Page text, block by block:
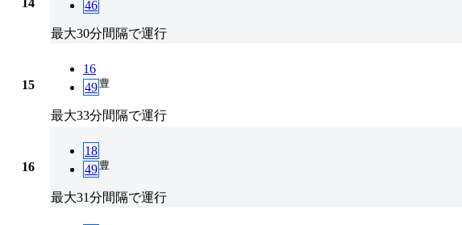
14
46
最大30分間隔で運行
15
16
49 豊
最大33分間隔で運行
16
18
49 豊
最大31分間隔で運行